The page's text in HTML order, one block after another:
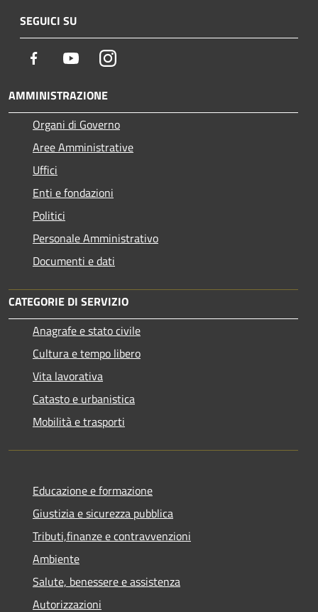
SEGUICI SU
Facebook YoutubeInstagram
AMMINISTRAZIONE
Organi di Governo
Aree Amministrative
Uffici
Enti e fondazioni
Politici
Personale Amministrativo
Documenti e dati
CATEGORIE DI SERVIZIO
Anagrafe e stato civile
Cultura e tempo libero
Vita lavorativa
Catasto e urbanistica
Mobilità e trasporti
Educazione e formazione
Giustizia e sicurezza pubblica
Tributi,finanze e contravvenzioni
Ambiente
Salute, benessere e assistenza
Autorizzazioni